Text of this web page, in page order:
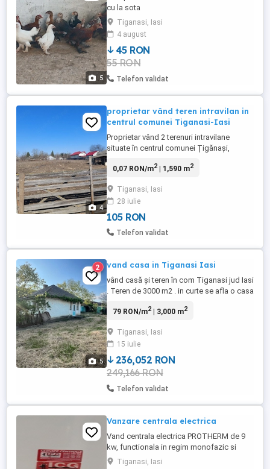
5
cu la sota
Tiganasi, Iasi
4 august
45 RON
55 RON
Telefon validat
4
proprietar vând teren intravilan in
centrul comunei Tiganasi-Iasi
Proprietar vând 2 terenuri intravilane
situate în centrul comunei Țigănași,
este situat între case, la doar câteva
și alte puncte de interes. Primul teren are
suprafața de 1590 mp, cu deschidere de
20 m, teren drept, ...
0,07 RON/m2| 1,590 m2
Tiganasi, Iasi
28 iulie
105 RON
Telefon validat
5
2 vand casa in Tiganasi Iasi
vând casă și teren în com Tiganasi jud Iasi
. Teren de 3000 m2 . in curte se afla o casa
animale, coteț de păsări, beci plus alte
curent, iar in viitorul apropiat se poate
racorda la canalizare , casa are 2 intrări
separate, ...
79 RON/m2| 3,000 m2
Tiganasi, Iasi
15 iulie
236,052 RON
249,166 RON
Telefon validat
Vanzare centrala electrica
Vand centrala electrica PROTHERM de 9
kw, functionala in regim monofazic si
trifazic, in perfecta stare de functionare,
Tiganasi, Iasi